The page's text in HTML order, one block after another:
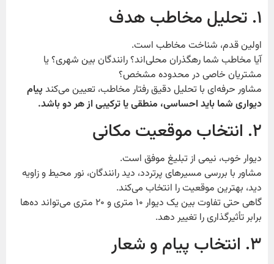
۱. تحلیل مخاطب هدف
اولین قدم، شناخت مخاطب است.
آیا مخاطب شما رهگذران محلی‌اند؟ رانندگان بین شهری؟ یا
مشتریان خاصی در محدوده مشخص؟
مشاور حرفه‌ای با تحلیل دقیق رفتار مخاطب، تعیین می‌کند پیام
دیواری شما باید احساسی، منطقی یا ترکیبی از هر دو باشد.
۲. انتخاب موقعیت مکانی
دیوار خوب، نیمی از تبلیغ موفق است.
مشاور با بررسی مسیرهای پرتردد، دید رانندگان، نور محیط و زاویه
دید، بهترین موقعیت را انتخاب می‌کند.
گاهی حتی تفاوت بین یک دیوار ۱۰ متری و ۲۰ متری می‌تواند ده‌ها
برابر تأثیرگذاری را تغییر دهد.
۳. انتخاب پیام و شعار